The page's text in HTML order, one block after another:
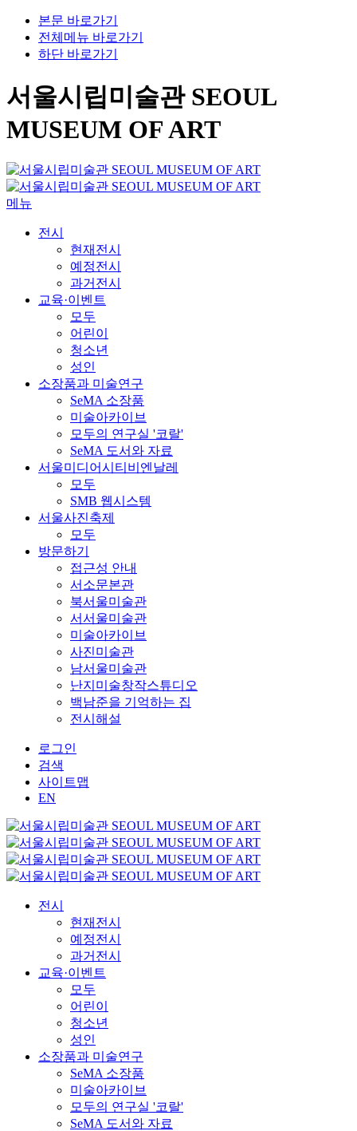
본문 바로가기
전체메뉴 바로가기
하단 바로가기
서울시립미술관 SEOUL
MUSEUM OF ART
메뉴
전시
현재전시
예정전시
과거전시
교육·이벤트
모두
어린이
청소년
성인
소장품과 미술연구
SeMA 소장품
미술아카이브
모두의 연구실 '코랄'
SeMA 도서와 자료
서울미디어시티비엔날레
모두
SMB 웹시스템
서울사진축제
모두
방문하기
접근성 안내
서소문본관
북서울미술관
서서울미술관
미술아카이브
사진미술관
남서울미술관
난지미술창작스튜디오
백남준을 기억하는 집
전시해설
로그인
검색
사이트맵
EN
전시
현재전시
예정전시
과거전시
교육·이벤트
모두
어린이
청소년
성인
소장품과 미술연구
SeMA 소장품
미술아카이브
모두의 연구실 '코랄'
SeMA 도서와 자료